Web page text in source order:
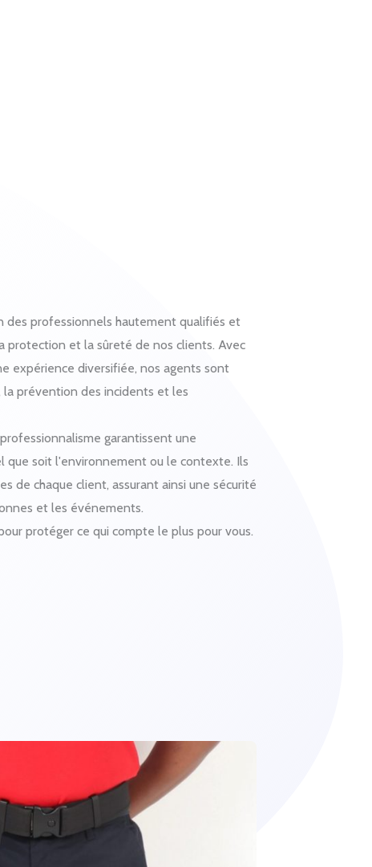
des professionnels hautement qualifiés et
protection et la sûreté de nos clients. Avec
expérience diversifiée, nos agents sont
prévention des incidents et les
garantissent une
que soit l'environnement ou le contexte. Ils
de chaque client, assurant ainsi une sécurité
et les événements.
protéger ce qui compte le plus pour vous.